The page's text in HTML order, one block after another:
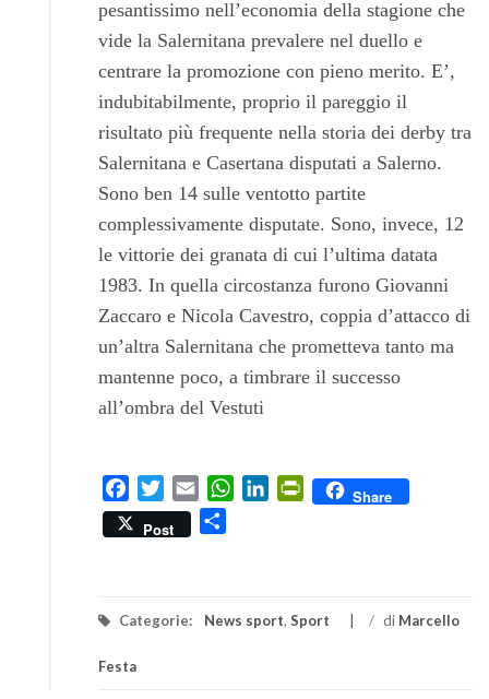
pesantissimo nell’economia della stagione che
vide la Salernitana prevalere nel duello e
centrare la promozione con pieno merito. E’,
indubitabilmente, proprio il pareggio il
risultato più frequente nella storia dei derby tra
Salernitana e Casertana disputati a Salerno.
Sono ben 14 sulle ventotto partite
complessivamente disputate. Sono, invece, 12
le vittorie dei granata di cui l’ultima datata
1983. In quella circostanza furono Giovanni
Zaccaro e Nicola Cavestro, coppia d’attacco di
un’altra Salernitana che prometteva tanto ma
mantenne poco, a timbrare il successo
all’ombra del Vestuti
FacebookTwitterEmail WhatsApp
LinkedInPrintFriendly
Share
Post
Categorie: News sport, Sport / di Marcello
Festa